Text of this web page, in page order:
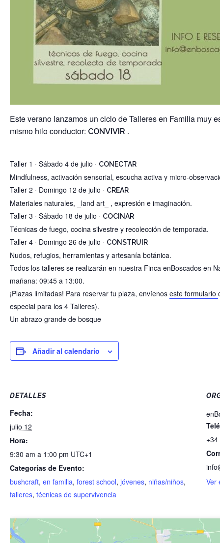
Este verano lanzamos un ciclo de Talleres en Familia muy
mismo hilo conductor: CONVIVIR .
Taller 1 · Sábado 4 de julio · CONECTAR
Mindfulness, activación sensorial, escucha activa y micro-
Taller 2 · Domingo 12 de julio · CREAR
Materiales naturales, _land art_ , expresión e imaginación.
Taller 3 · Sábado 18 de julio · COCINAR
Técnicas de fuego, cocina silvestre y recolección de temporada.
Taller 4 · Domingo 26 de julio · CONSTRUIR
Nudos, refugios, herramientas y artesanía botánica.
Todos los talleres se realizarán en nuestra Finca enBoscados en
mañana: 09:45 a 13:00.
¡Plazas limitadas! Para reservar tu plaza, envíenos este formulario
especial para los 4 Talleres).
Un abrazo grande de bosque
Añadir al calendario
DETALLES
Fecha:
julio 12
Hora:
9:30 am a 1:00 pm UTC+1
Categorías de Evento:
bushcraft, en familia, forest school, jóvenes, niñas/niños,
talleres, técnicas de supervivencia
Ver